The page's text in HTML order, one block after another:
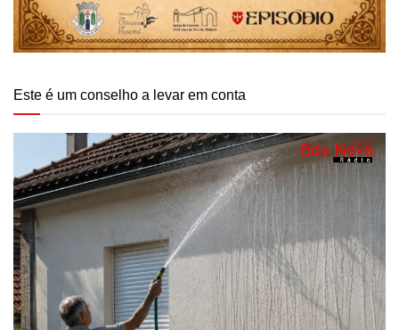
Este é um conselho a levar em conta